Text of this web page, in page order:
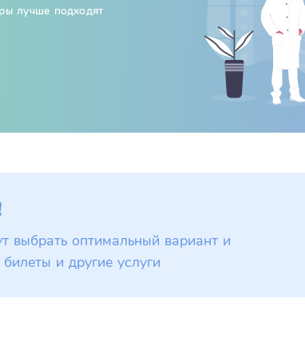
лучше подходят
выбрать оптимальный вариант и
и другие услуги